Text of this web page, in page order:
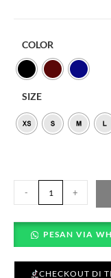
COLOR
SIZE
- +
PESAN VIA
CHECKOUT DI